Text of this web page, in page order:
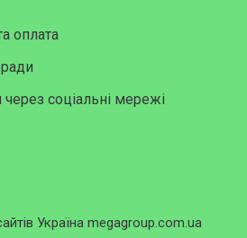
оплата
через соціальні мережі
Україна megagroup.com.ua